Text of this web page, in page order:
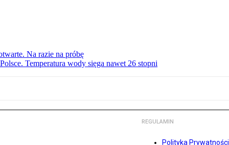
Na razie na próbę
Temperatura wody sięga nawet 26 stopni
REGULAMIN
Polityka Prywatności